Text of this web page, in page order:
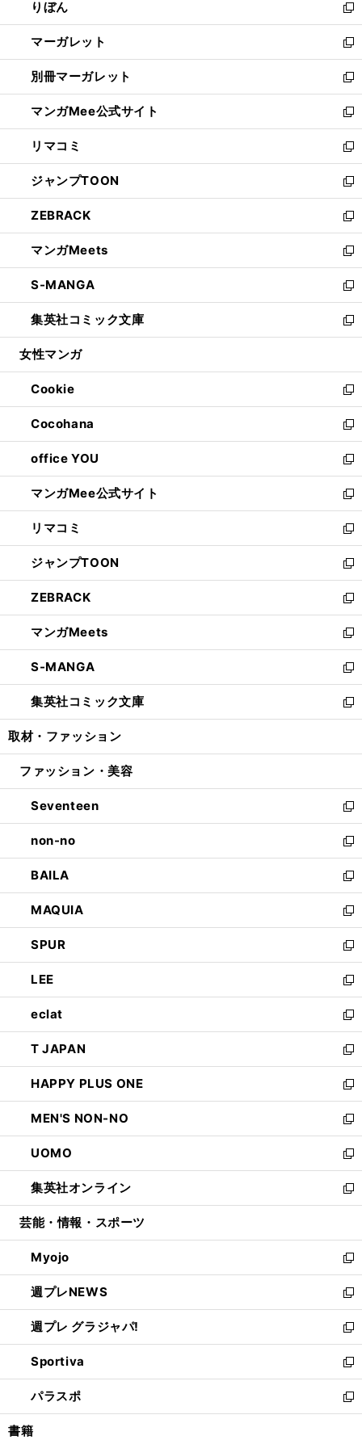
く
で
開
く
ド
ウ
で
開
く
ィ
ン
ド
ウ
で
開
く
りぼん
新
し
い
ウ
ィ
ン
ド
ウ
で
開
く
マーガレット
新
し
い
ウ
ィ
ン
ド
ウ
で
開
く
別冊マーガレット
新
し
い
ウ
ィ
ン
ド
ウ
で
開
く
マンガMee公式サイト
新
し
い
ウ
ィ
ン
ド
ウ
で
開
く
リマコミ
新
し
い
ウ
ィ
ン
ド
ウ
で
開
く
ジャンプTOON
新
し
い
ウ
ィ
ン
ド
ウ
で
開
ZEBRACK
新
し
い
ウ
ィ
ン
ド
ウ
開
く
マンガMeets
新
し
い
ウ
ィ
ン
ウ
で
開
く
S-MANGA
新
し
い
ウ
ン
ド
ウ
で
開
く
集英社コミック文庫
新
し
ウ
ィ
ン
ド
ウ
で
開
く
女性マンガ
Cookie
新
し
い
ウ
ィ
ン
ド
ウ
で
開
く
Cocohana
新
し
い
ウ
ィ
ン
ド
ウ
で
開
く
office YOU
新
し
い
ウ
ィ
ン
ド
ウ
で
開
く
マンガMee公式サイト
新
し
い
ウ
ィ
ン
ド
ウ
で
開
く
リマコミ
新
し
い
ウ
ィ
ン
ド
ウ
で
開
く
ジャンプTOON
新
し
い
ウ
ィ
ン
ド
ウ
で
開
ZEBRACK
新
し
い
ウ
ィ
ン
ド
ウ
開
マンガMeets
新
し
い
ウ
ィ
ン
ウ
開
く
S-MANGA
新
し
い
ウ
ン
ウ
で
開
く
集英社コミック文庫
新
し
ウ
ン
ド
ウ
で
開
く
取材・ファッション
ファッション・美容
Seventeen
新
し
い
ウ
ィ
ン
ド
ウ
で
開
く
non-no
新
し
い
ウ
ィ
ン
ド
ウ
で
開
く
BAILA
新
し
い
ウ
ィ
ン
ド
ウ
で
開
く
MAQUIA
新
し
い
ウ
ィ
ン
ド
ウ
で
開
く
SPUR
新
し
い
ウ
ィ
ン
ド
ウ
で
開
く
LEE
新
し
い
ウ
ィ
ン
ド
ウ
で
開
く
eclat
新
し
い
ウ
ィ
ン
ド
ウ
で
開
く
T JAPAN
新
し
い
ウ
ィ
ン
ド
ウ
で
開
HAPPY PLUS ONE
新
し
い
ウ
ィ
ン
ド
ウ
開
く
MEN'S NON-NO
新
し
い
ウ
ィ
ン
ウ
で
開
く
UOMO
新
し
い
ウ
ン
ド
ウ
で
開
く
集英社オンライン
新
し
ウ
ィ
ン
ド
ウ
で
開
く
芸能・情報・スポーツ
Myojo
新
し
い
ウ
ィ
ン
ド
ウ
で
開
週プレNEWS
新
し
い
ウ
ィ
ン
ド
ウ
週プレ グラジャパ!
新
し
い
ウ
ィ
ン
Sportiva
新
し
い
ウ
パラスポ
新
し
書籍